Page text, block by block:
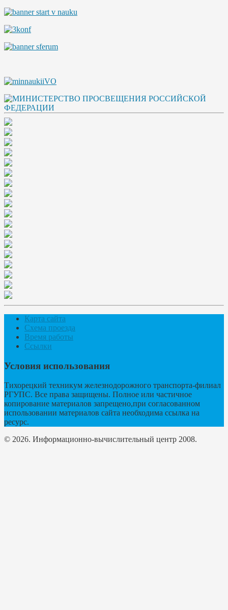
Карта сайта
Схема проезда
Время работы
Ссылки
Условия использования
Тихорецкий техникум железнодорожного транспорта-филиал
РГУПС. Все права защищены. Полное или частичное
копирование материалов запрещено,при согласованном
использовании материалов сайта необходима ссылка на
ресурс.
© 2026. Информационно-вычислительный центр 2008.